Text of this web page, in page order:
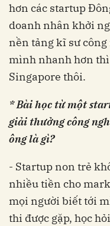
hơn các startup
doanh nhân khởi
nền tảng kĩ sư
mình nhanh hơn
Singapore thôi.
* Bài học từ một
giải thưởng công
ông là gì?
- Startup non trẻ
nhiều tiền cho
mọi người biết tới
thi được gặp, học